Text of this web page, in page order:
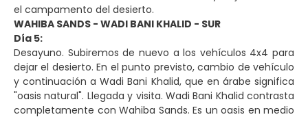
el campamento del desierto.
WAHIBA SANDS - WADI BANI KHALID - SUR
Día 5:
Desayuno. Subiremos de nuevo a los vehículos 4x4 para
dejar el desierto. En el punto previsto, cambio de vehículo
y continuación a Wadi Bani Khalid, que en árabe significa
"oasis natural". Llegada y visita. Wadi Bani Khalid contrasta
completamente con Wahiba Sands. Es un oasis en medio